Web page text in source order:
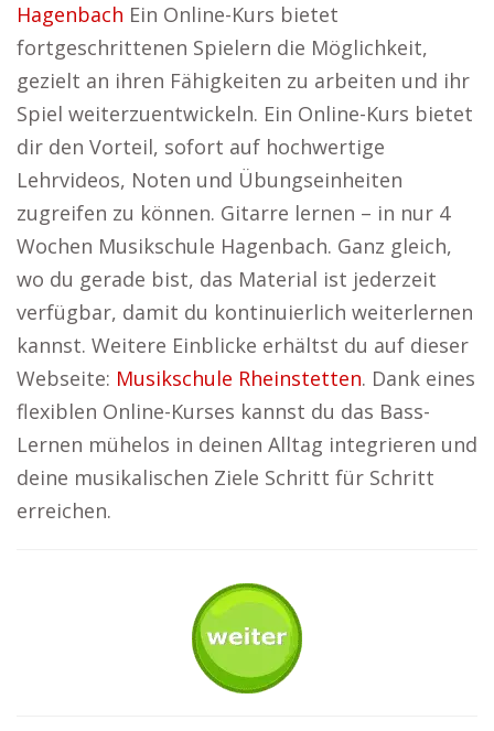
Hagenbach Ein Online-Kurs bietet
fortgeschrittenen Spielern die Möglichkeit,
gezielt an ihren Fähigkeiten zu arbeiten und ihr
Spiel weiterzuentwickeln. Ein Online-Kurs bietet
dir den Vorteil, sofort auf hochwertige
Lehrvideos, Noten und Übungseinheiten
zugreifen zu können. Gitarre lernen – in nur 4
Wochen Musikschule Hagenbach. Ganz gleich,
wo du gerade bist, das Material ist jederzeit
verfügbar, damit du kontinuierlich weiterlernen
kannst. Weitere Einblicke erhältst du auf dieser
Webseite: Musikschule Rheinstetten. Dank eines
flexiblen Online-Kurses kannst du das Bass-
Lernen mühelos in deinen Alltag integrieren und
deine musikalischen Ziele Schritt für Schritt
erreichen.